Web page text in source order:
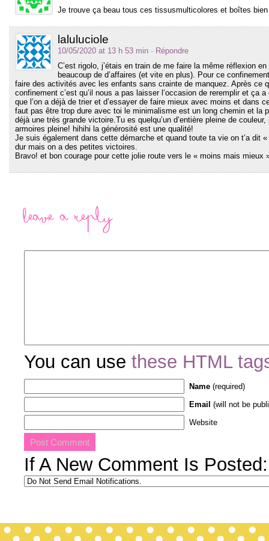
Je trouve ça beau tous ces tissusmulticolores et boîtes
laluluciole
10/05/2020 at 13 h 53 min · Répondre
C’est rigolo, j’étais en train de me faire la même réflexion
beaucoup de d’affaires (et vite en plus). Pour ce
faire des activités avec les enfants sans crainte de manquez. Après ce
confinement c’est qu’il nous a pas laisser l’occasion de reremplir et ça
que l’on a déjà de trier et d’essayer de faire mieux avec moins et dans
faut pas être trop dure avec toi le minimalisme est un long chemin et la
déjà une très grande victoire.Tu es quelqu’un d’entière pleine de
armoires pleine! hihihi la générosité est une qualité!
Je suis également dans cette démarche et quand toute ta vie on t’a dit
dur mais on a des petites victoires.
Bravo! et bon courage pour cette jolie route vers le « moins mais mieux
Leave a Reply
You can use these HTML
Name (required)
Email (will not be
Website
If A New Comment Is Posted: